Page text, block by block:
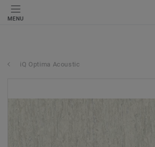
MENU
iQ Optima Acoustic